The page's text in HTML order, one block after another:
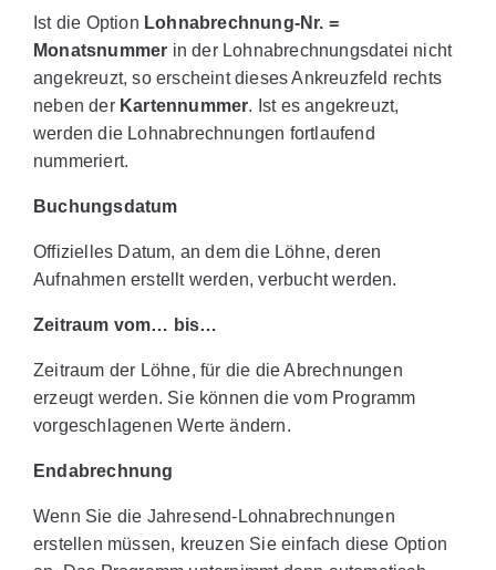
Ist die Option Lohnabrechnung-Nr. =
Monatsnummer in der Lohnabrechnungsdatei nicht
angekreuzt, so erscheint dieses Ankreuzfeld rechts
neben der Kartennummer. Ist es angekreuzt,
werden die Lohnabrechnungen fortlaufend
nummeriert.
Buchungsdatum
Offizielles Datum, an dem die Löhne, deren
Aufnahmen erstellt werden, verbucht werden.
Zeitraum vom… bis…
Zeitraum der Löhne, für die die Abrechnungen
erzeugt werden. Sie können die vom Programm
vorgeschlagenen Werte ändern.
Endabrechnung
Wenn Sie die Jahresend-Lohnabrechnungen
erstellen müssen, kreuzen Sie einfach diese Option